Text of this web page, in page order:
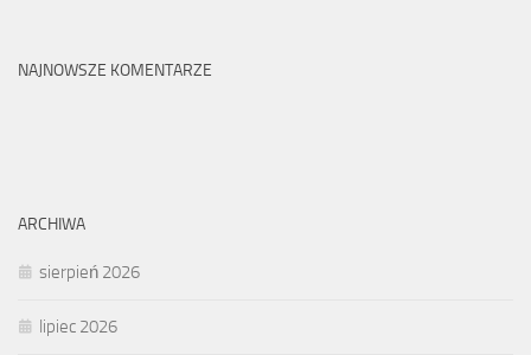
NAJNOWSZE KOMENTARZE
ARCHIWA
sierpień 2026
lipiec 2026